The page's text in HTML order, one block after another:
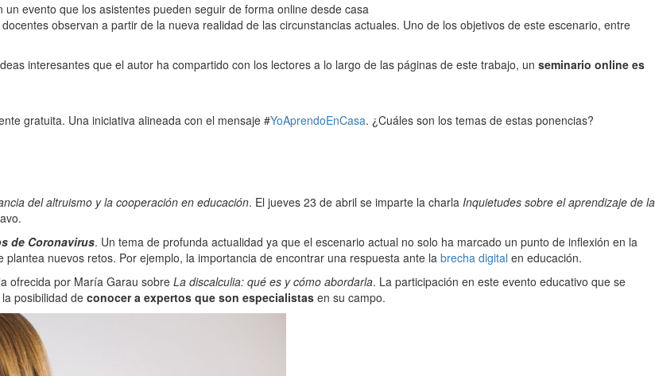
evento que los asistentes pueden seguir de forma online desde casa
observan a partir de la nueva realidad de las circunstancias actuales. Uno de los objetivos de este escenario, entre
interesantes que el autor ha compartido con los lectores a lo largo de las páginas de este trabajo, un seminario online es
gratuita. Una iniciativa alineada con el mensaje #YoAprendoEnCasa. ¿Cuáles son los temas de estas ponencias?
del altruismo y la cooperación en educación. El jueves 23 de abril se imparte la charla Inquietudes sobre el aprendizaje de la
de Coronavirus. Un tema de profunda actualidad ya que el escenario actual no solo ha marcado un punto de inflexión en la
nuevos retos. Por ejemplo, la importancia de encontrar una respuesta ante la brecha digital en educación.
ofrecida por María Garau sobre La discalculia: qué es y cómo abordarla. La participación en este evento educativo que se
posibilidad de conocer a expertos que son especialistas en su campo.